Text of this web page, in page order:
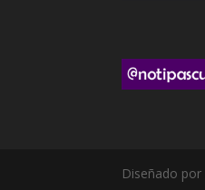
Diseñado por